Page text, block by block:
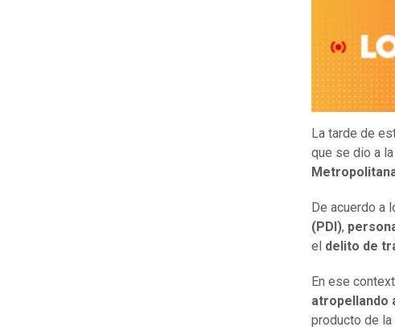
La tarde de
que se dio a
De acuerdo a
(PDI),
el delito de
En ese
atropellando
producto de la